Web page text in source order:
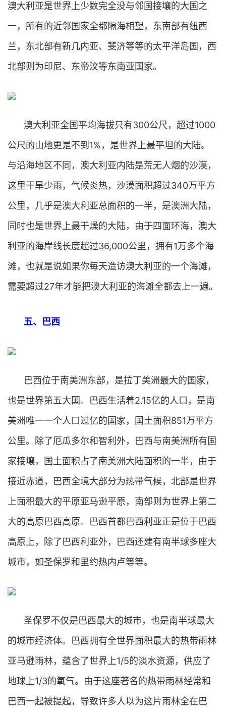
澳大利亚是世界上少数完全没与邻国接壤的大国之
一，所有的近邻国家全都隔海相望，东南部有纽西
兰，东北部有新几内亚、斐济等等的太平洋岛国，西
北部则为印尼、东帝汶等东南亚国家。
澳大利亚全国平均海拔只有300公尺，超过1000
公尺的山地更是不到1%，是世界上最平坦的大陆。
与沿海地区不同，澳大利亚内陆是荒无人烟的沙漠，
这里干旱少雨，气候炎热，沙漠面积超过340万平方
公里，几乎是澳大利亚总面积的一半，是澳洲大陆，
同时也是世界上最干燥的大陆，由于四面环海，澳大
利亚的海岸线长度超过36,000公里，拥有1万多个海
滩，也就是说如果你每天造访澳大利亚的一个海滩，
需要超过27年才能把澳大利亚的海滩全都去上一遍。
五、巴西
巴西位于南美洲东部，是拉丁美洲最大的国家，
也是世界第五大国。巴西生活着2.15亿的人口，是南
美洲唯一一个人口过亿的国家，国土面积851万平方
公里。除了厄瓜多尔和智利外，巴西与南美洲所有国
家接壤，国土面积占了南美洲大陆面积的一半，由于
接近赤道，巴西全境大部分为热带气候，北部是世界
上面积最大的平原亚马逊平原，南部则为世界上第二
大的高原巴西高原。巴西首都巴西利亚正是位于巴西
高原上，除了巴西利亚外，巴西还建有南半球多座大
城市，如圣保罗和里约热内卢等等。
圣保罗不仅是巴西最大的城市，也是南半球最大
的城市经济体。巴西拥有全世界面积最大的热带雨林
亚马逊雨林，蕴含了世界上1/5的淡水资源，供应了
地球上1/3的氧气。由于这座著名的热带雨林经常和
巴西一起被提起，导致许多人以为这片雨林全在巴